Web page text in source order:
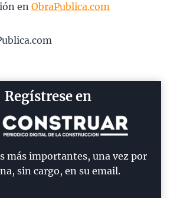
en ObraPublica.com
Regístrese en
más importantes, una vez por
sin cargo, en su email.